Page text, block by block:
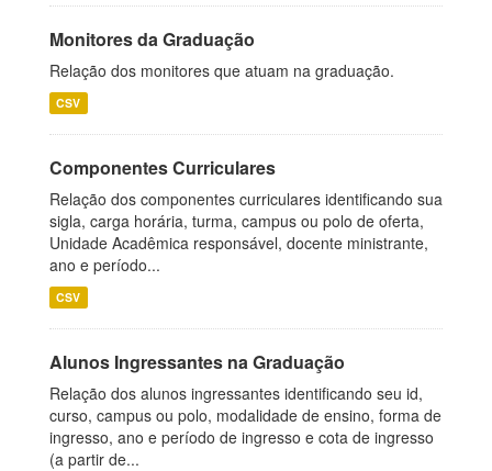
Monitores da Graduação
Relação dos monitores que atuam na graduação.
CSV
Componentes Curriculares
Relação dos componentes curriculares identificando sua
sigla, carga horária, turma, campus ou polo de oferta,
Unidade Acadêmica responsável, docente ministrante,
ano e período...
CSV
Alunos Ingressantes na Graduação
Relação dos alunos ingressantes identificando seu id,
curso, campus ou polo, modalidade de ensino, forma de
ingresso, ano e período de ingresso e cota de ingresso
(a partir de...